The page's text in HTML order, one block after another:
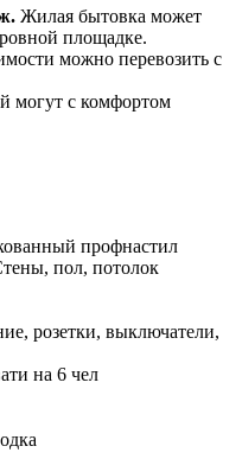
Жилая бытовка может
площадке.
можно перевозить с
могут с комфортом
профнастил
пол, потолок
розетки, выключатели,
на 6 чел